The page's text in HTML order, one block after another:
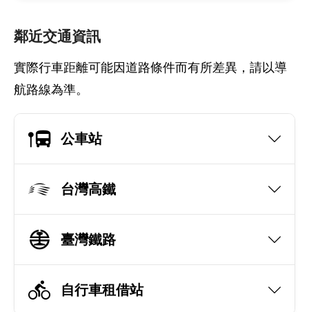
鄰近交通資訊
實際行車距離可能因道路條件而有所差異，請以導
航路線為準。
公車站
台灣高鐵
臺灣鐵路
自行車租借站